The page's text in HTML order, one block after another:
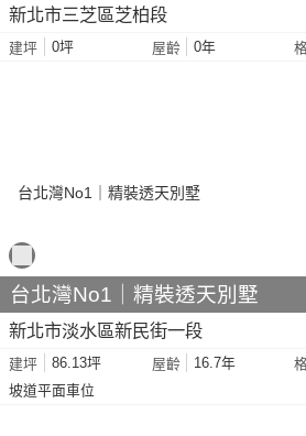
新北市三芝區芝柏段
建坪 0坪 屋齡 0年
台北灣No1｜精裝透天別墅
新北市淡水區新民街一段
建坪 86.13坪 屋齡 16.7年
坡道平面車位